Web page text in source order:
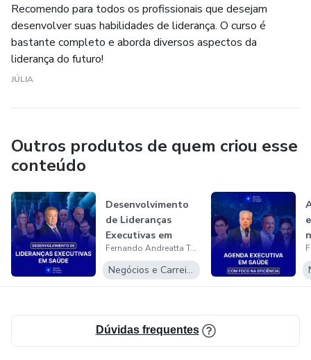
Recomendo para todos os profissionais que desejam
desenvolver suas habilidades de liderança. O curso é
bastante completo e aborda diversos aspectos da
liderança do futuro!
JÚLIA
Outros produtos de quem criou esse
conteúdo
Desenvolvimento
de Lideranças
Executivas em
Saúde
Fernando Andreatta Torelly
Negócios e Carreira
Dúvidas frequentes